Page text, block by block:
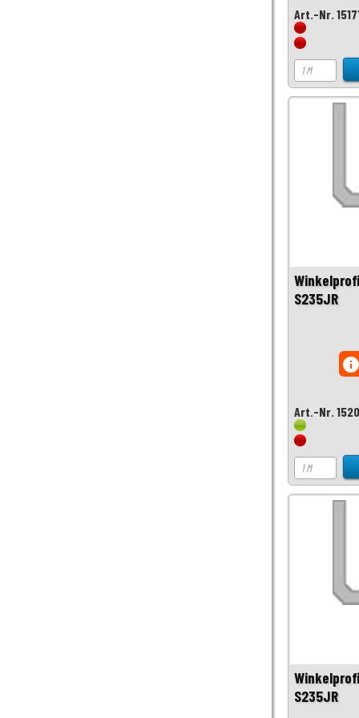
Art.-Nr.
S235JR
info
Art.-Nr.
S235JR